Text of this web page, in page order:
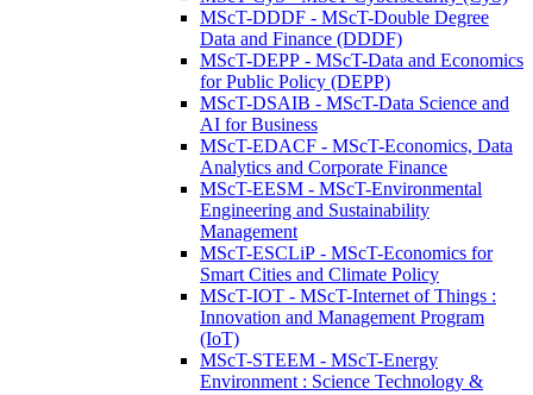
MScT-DDDF - MScT-Double Degree
Data and Finance (DDDF)
MScT-DEPP - MScT-Data and Economics
for Public Policy (DEPP)
MScT-DSAIB - MScT-Data Science and
AI for Business
MScT-EDACF - MScT-Economics, Data
Analytics and Corporate Finance
MScT-EESM - MScT-Environmental
Engineering and Sustainability
Management
MScT-ESCLiP - MScT-Economics for
Smart Cities and Climate Policy
MScT-IOT - MScT-Internet of Things :
Innovation and Management Program
(IoT)
MScT-STEEM - MScT-Energy
Environment : Science Technology &